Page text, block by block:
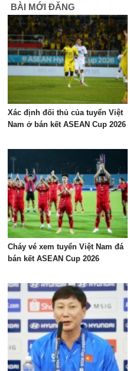
BÀI MỚI ĐĂNG
Xác định đối thủ của tuyển Việt
Nam ở bán kết ASEAN Cup 2026
Cháy vé xem tuyển Việt Nam đá
bán kết ASEAN Cup 2026